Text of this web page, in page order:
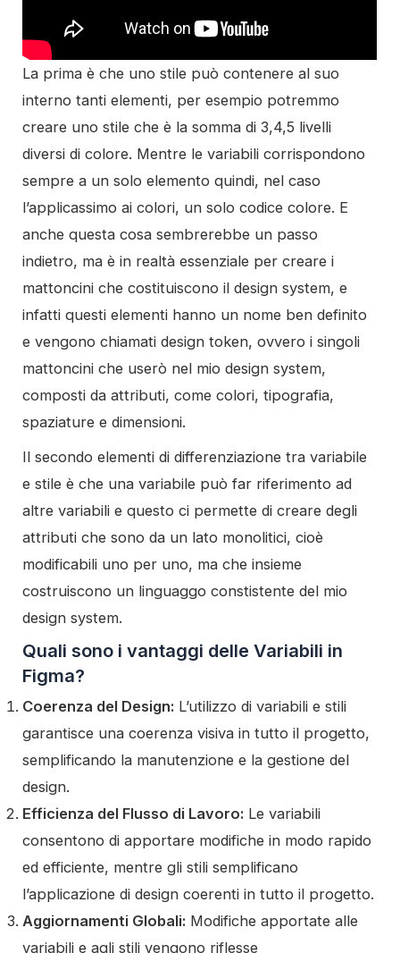
La prima è che uno stile può contenere al suo
interno tanti elementi, per esempio potremmo
creare uno stile che è la somma di 3,4,5 livelli
diversi di colore. Mentre le variabili corrispondono
sempre a un solo elemento quindi, nel caso
l’applicassimo ai colori, un solo codice colore. E
anche questa cosa sembrerebbe un passo
indietro, ma è in realtà essenziale per creare i
mattoncini che costituiscono il design system, e
infatti questi elementi hanno un nome ben definito
e vengono chiamati design token, ovvero i singoli
mattoncini che userò nel mio design system,
composti da attributi, come colori, tipografia,
spaziature e dimensioni.
Il secondo elementi di differenziazione tra variabile
e stile è che una variabile può far riferimento ad
altre variabili e questo ci permette di creare degli
attributi che sono da un lato monolitici, cioè
modificabili uno per uno, ma che insieme
costruiscono un linguaggo constistente del mio
design system.
Quali sono i vantaggi delle Variabili in
Figma?
Coerenza del Design: L’utilizzo di variabili e stili
garantisce una coerenza visiva in tutto il progetto,
semplificando la manutenzione e la gestione del
design.
Efficienza del Flusso di Lavoro: Le variabili
consentono di apportare modifiche in modo rapido
ed efficiente, mentre gli stili semplificano
l’applicazione di design coerenti in tutto il progetto.
Aggiornamenti Globali: Modifiche apportate alle
variabili e agli stili vengono riflesse